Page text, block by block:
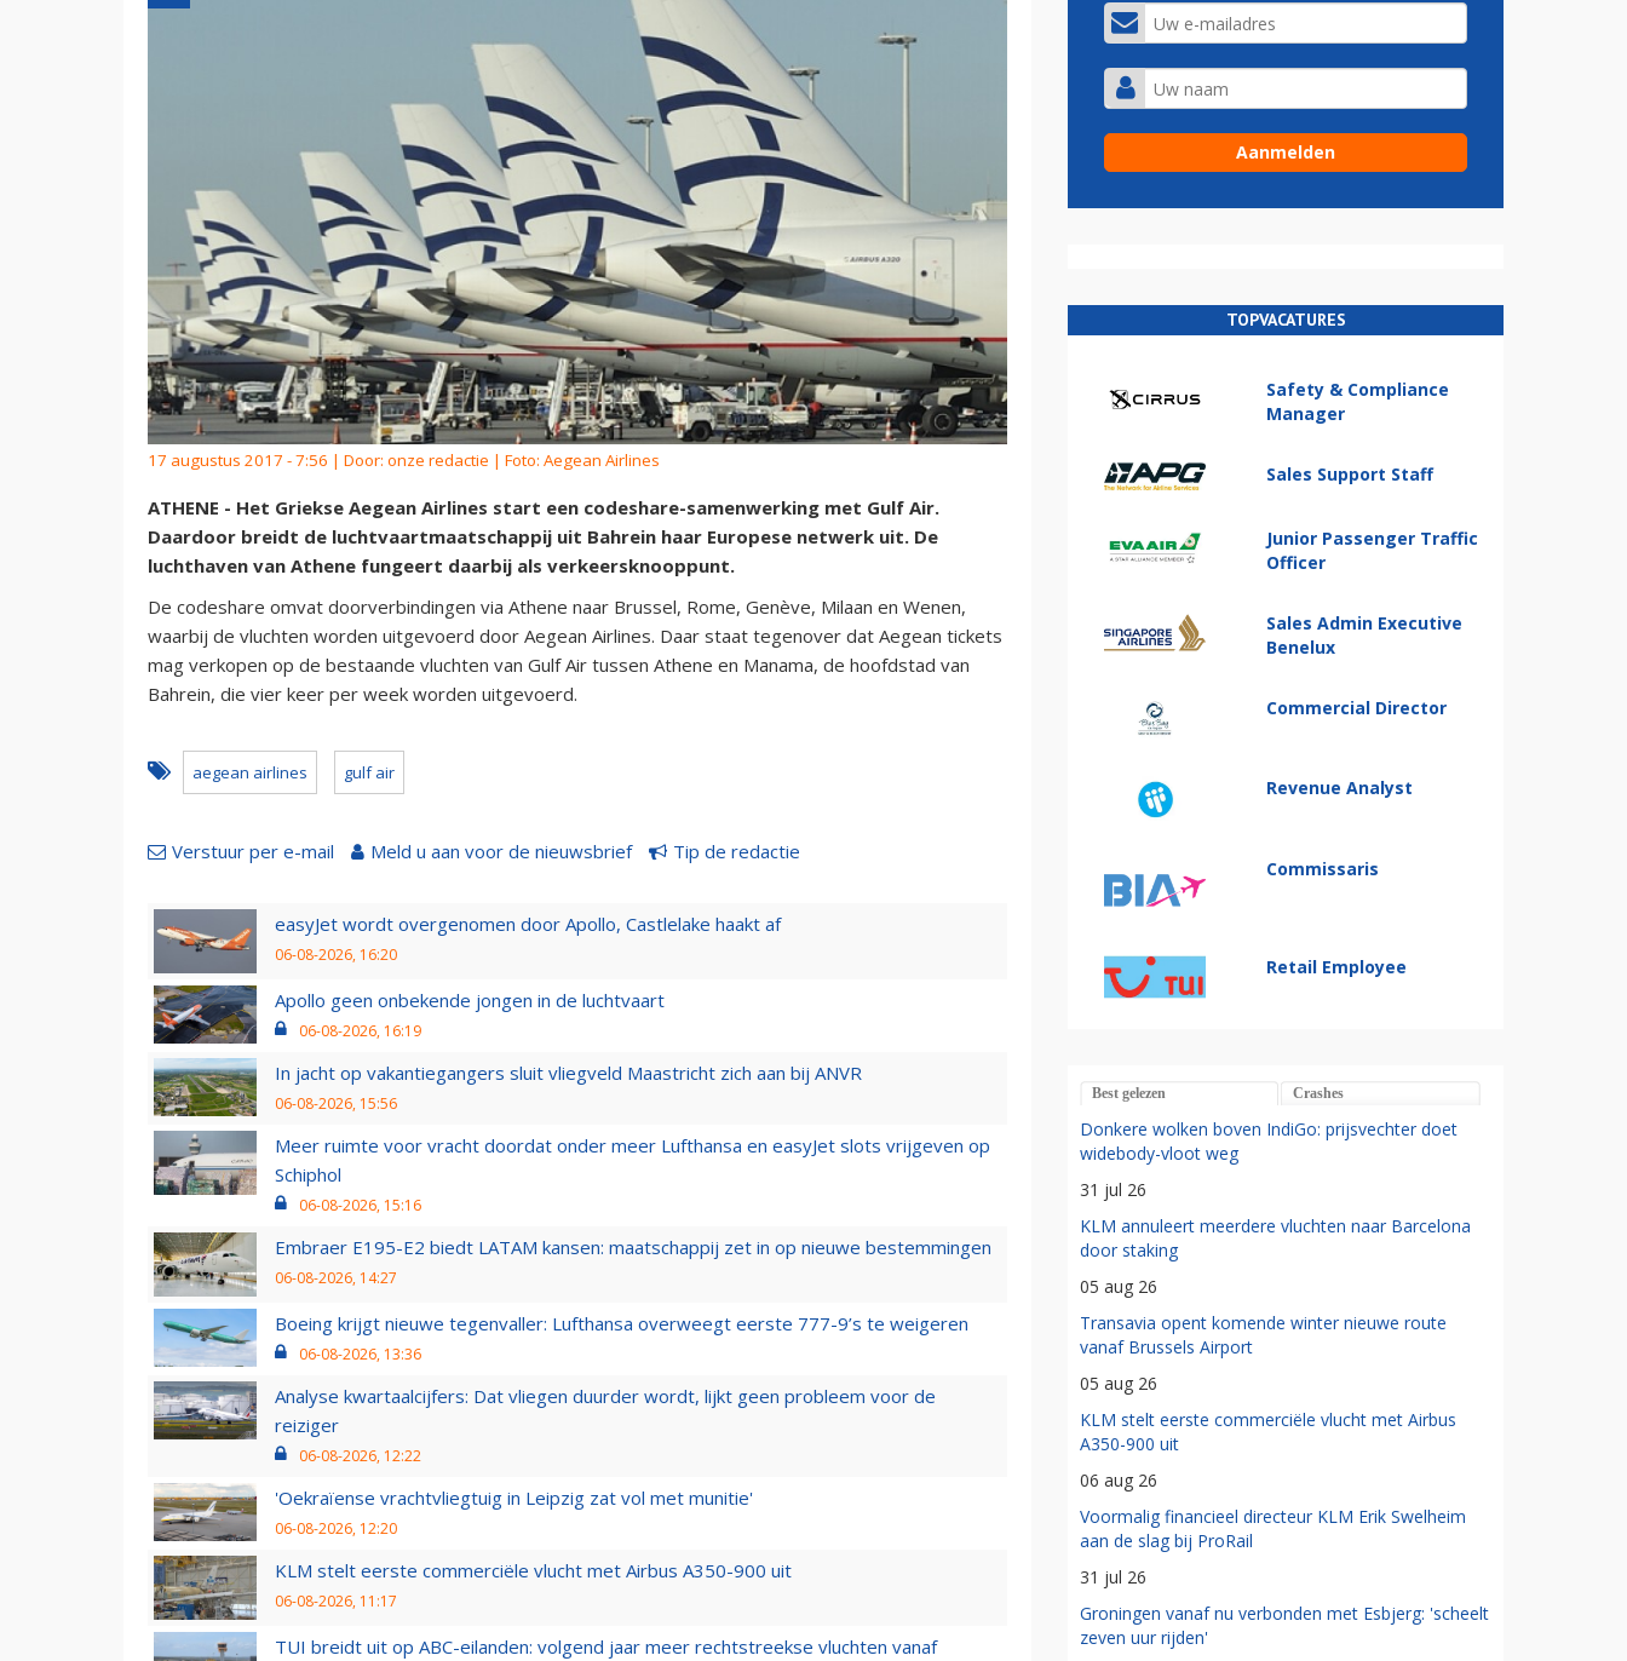
17 augustus 2017 - 7:56 | Door: onze redactie | Foto: Aegean Airlines
ATHENE - Het Griekse Aegean Airlines start een codeshare-samenwerking met Gulf Air.
Daardoor breidt de luchtvaartmaatschappij uit Bahrein haar Europese netwerk uit. De
luchthaven van Athene fungeert daarbij als verkeersknooppunt.
De codeshare omvat doorverbindingen via Athene naar Brussel, Rome, Genève, Milaan en Wenen,
waarbij de vluchten worden uitgevoerd door Aegean Airlines. Daar staat tegenover dat Aegean tickets
mag verkopen op de bestaande vluchten van Gulf Air tussen Athene en Manama, de hoofdstad van
Bahrein, die vier keer per week worden uitgevoerd.
aegean airlines gulf air
Verstuur per e-mail Meld u aan voor de nieuwsbrief Tip de redactie
easyJet wordt overgenomen door Apollo, Castlelake haakt af
06-08-2026, 16:20
Apollo geen onbekende jongen in de luchtvaart
06-08-2026, 16:19
In jacht op vakantiegangers sluit vliegveld Maastricht zich aan bij ANVR
06-08-2026, 15:56
Meer ruimte voor vracht doordat onder meer Lufthansa en easyJet slots vrijgeven op
Schiphol
06-08-2026, 15:16
Embraer E195-E2 biedt LATAM kansen: maatschappij zet in op nieuwe bestemmingen
06-08-2026, 14:27
Boeing krijgt nieuwe tegenvaller: Lufthansa overweegt eerste 777-9’s te weigeren
06-08-2026, 13:36
Analyse kwartaalcijfers: Dat vliegen duurder wordt, lijkt geen probleem voor de
reiziger
06-08-2026, 12:22
'Oekraïense vrachtvliegtuig in Leipzig zat vol met munitie'
06-08-2026, 12:20
KLM stelt eerste commerciële vlucht met Airbus A350-900 uit
06-08-2026, 11:17
TUI breidt uit op ABC-eilanden: volgend jaar meer rechtstreekse vluchten vanaf
TOPVACATURES
Safety & Compliance
Manager
Sales Support Staff
Junior Passenger Traffic
Officer
Sales Admin Executive
Benelux
Commercial Director
Revenue Analyst
Commissaris
Retail Employee
Best gelezen Crashes
Donkere wolken boven IndiGo: prijsvechter doet
widebody-vloot weg
31 jul 26
KLM annuleert meerdere vluchten naar Barcelona
door staking
05 aug 26
Transavia opent komende winter nieuwe route
vanaf Brussels Airport
05 aug 26
KLM stelt eerste commerciële vlucht met Airbus
A350-900 uit
06 aug 26
Voormalig financieel directeur KLM Erik Swelheim
aan de slag bij ProRail
31 jul 26
Groningen vanaf nu verbonden met Esbjerg: 'scheelt
zeven uur rijden'